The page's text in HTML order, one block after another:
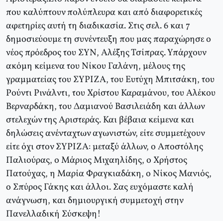
που καλύπτουν πολύπλευρα και από διαφορετικές
αφετηρίες αυτή τη διαδικασία. Στις σελ. 6 και 7
δημοσιεύουμε τη συνέντευξη που μας παραχώρησε ο
νέος πρόεδρος του ΣΥΝ, Αλέξης Τσίπρας. Υπάρχουν
ακόμη κείμενα του Νίκου Γαλάνη, μέλους της
γραμματείας του ΣΥΡΙΖΑ, του Ευτύχη Μπιτσάκη, του
Ρούντι Ρινάλντι, του Χρίστου Καραμάνου, του Αλέκου
Βερναρδάκη, του Δαμιανού Βασιλειάδη και άλλων
στελεχών της Αριστεράς. Και βέβαια κείμενα και
δηλώσεις ανένταχτων αγωνιστών, είτε συμμετέχουν
είτε όχι στον ΣΥΡΙΖΑ: μεταξύ άλλων, ο Αποστόλης
Παλιούρας, ο Μάριος Μιχαηλίδης, ο Χρήστος
Πατούχας, η Μαρία Φραγκιαδάκη, ο Νίκος Μανιός,
ο Σπύρος Γάκης και άλλοι. Σας ευχόμαστε καλή
ανάγνωση, και δημιουργική συμμετοχή στην
Πανελλαδική Σύσκεψη!